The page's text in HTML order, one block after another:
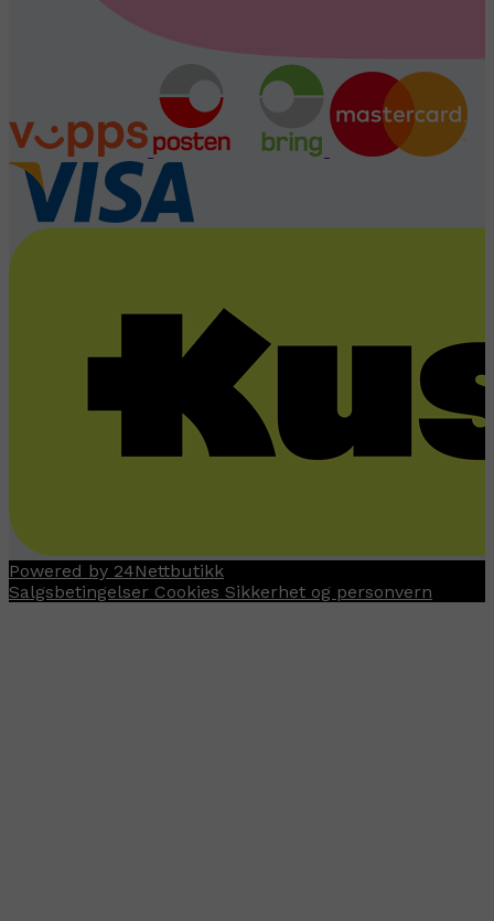
Powered by 24Nettbutikk
Salgsbetingelser Cookies Sikkerhet og personvern